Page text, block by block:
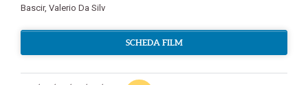
Bascir, Valerio Da Silv
SCHEDA FILM